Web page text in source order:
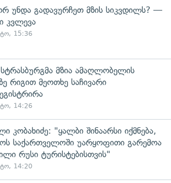
უნდა გადავურჩეთ მზის სიკვდილს? —
კვლევა
15:36
სტრასბურგმა მზია ამაღლობელის
რიგით მეოთხე საჩივარი
14:26
კობახიძე: "ყალბი შინაარსი იქმნება,
საქართველოში უარყოფითი გარემოა
რუსი ტურისტებისთვის"
14:20